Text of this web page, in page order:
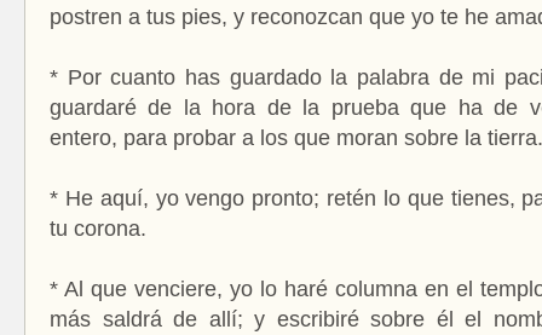
postren a tus pies, y reconozcan que yo te he
* Por cuanto has guardado la palabra de mi
guardaré de la hora de la prueba que ha de
entero, para probar a los que moran sobre la
* He aquí, yo vengo pronto; retén lo que tienes,
tu corona.
* Al que venciere, yo lo haré columna en el
más saldrá de allí; y escribiré sobre él el